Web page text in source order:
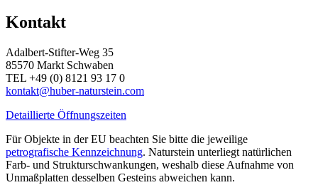
Kontakt
Adalbert-Stifter-Weg 35
85570 Markt Schwaben
TEL +49 (0) 8121 93 17 0
kontakt@huber-naturstein.com
Detaillierte Öffnungszeiten
Für Objekte in der EU beachten Sie bitte die jeweilige
petrografische Kennzeichnung. Naturstein unterliegt natürlichen
Farb- und Strukturschwankungen, weshalb diese Aufnahme von
Unmaßplatten desselben Gesteins abweichen kann.